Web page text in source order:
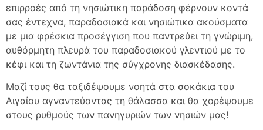
επιρροές από τη νησιώτικη παράδοση φέρνουν κοντά
σας έντεχνα, παραδοσιακά και νησιώτικα ακούσματα
με μια φρέσκια προσέγγιση που παντρεύει τη γνώριμη,
αυθόρμητη πλευρά του παραδοσιακού γλεντιού με το
κέφι και τη ζωντάνια της σύγχρονης διασκέδασης.
Μαζί τους θα ταξιδέψουμε νοητά στα σοκάκια του
Αιγαίου αγναντεύοντας τη θάλασσα και θα χορέψουμε
στους ρυθμούς των πανηγυριών των νησιών μας!